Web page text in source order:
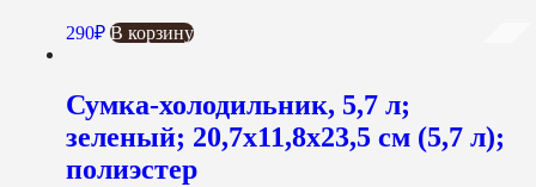
290₽ В корзину
Сумка-холодильник, 5,7 л;
зеленый; 20,7х11,8х23,5 см (5,7 л);
полиэстер